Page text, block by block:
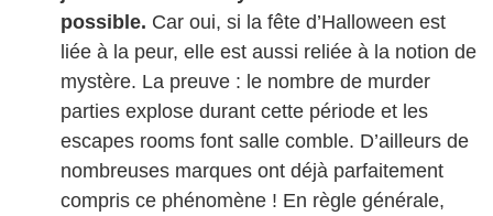
possible. Car oui, si la fête d’Halloween est
liée à la peur, elle est aussi reliée à la notion de
mystère. La preuve : le nombre de murder
parties explose durant cette période et les
escapes rooms font salle comble. D’ailleurs de
nombreuses marques ont déjà parfaitement
compris ce phénomène ! En règle générale,